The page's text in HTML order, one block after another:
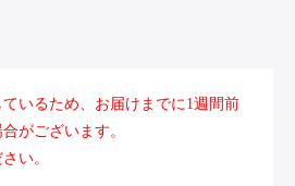
いるため、お届けまでに1週間前
がございます。
い。